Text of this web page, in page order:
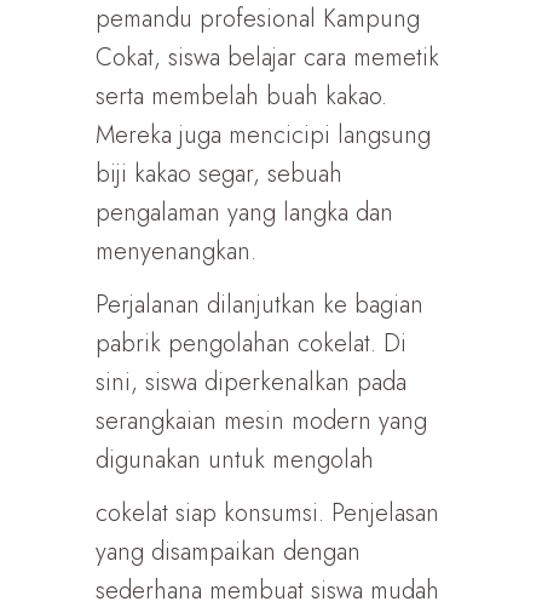
pemandu profesional Kampung
Cokat, siswa belajar cara memetik
serta membelah buah kakao.
Mereka juga mencicipi langsung
biji kakao segar, sebuah
pengalaman yang langka dan
menyenangkan.
Perjalanan dilanjutkan ke bagian
pabrik pengolahan cokelat. Di
sini, siswa diperkenalkan pada
serangkaian mesin modern yang
digunakan untuk mengolah
cokelat siap konsumsi. Penjelasan
yang disampaikan dengan
sederhana membuat siswa mudah